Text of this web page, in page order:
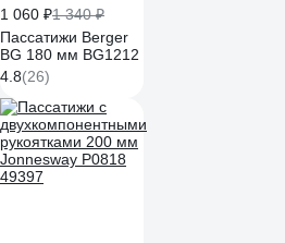
1 060 ₽1 340 ₽
Пассатижи Berger
BG 180 мм BG1212
4.8(26)